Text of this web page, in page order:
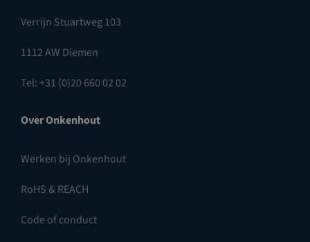
Verrijn Stuartweg 103
1112 AW Diemen
Tel: +31 (0)20 660 02 02
Over Onkenhout
Werken bij Onkenhout
RoHS & REACH
Code of conduct